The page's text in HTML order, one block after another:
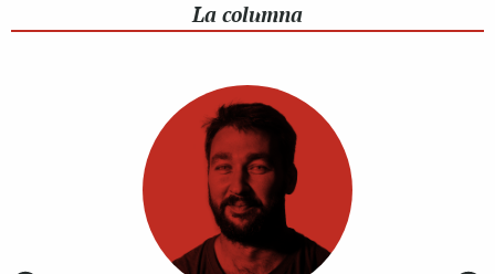
La columna